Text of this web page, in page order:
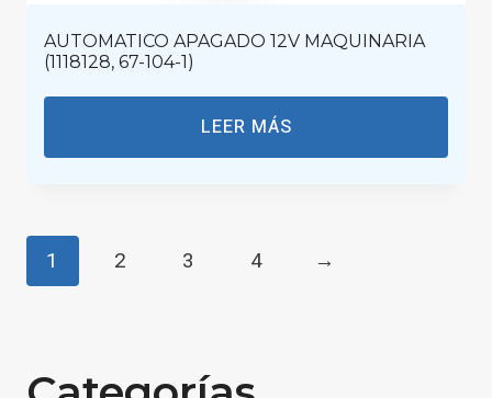
AUTOMATICO APAGADO 12V MAQUINARIA
(1118128, 67-104-1)
LEER MÁS
1 2 3 4 →